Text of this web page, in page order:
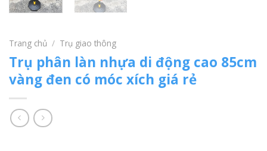
Trang chủ / Trụ giao thông
Trụ phân làn nhựa di động cao 85cm
vàng đen có móc xích giá rẻ